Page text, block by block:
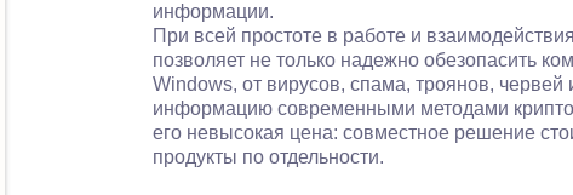
информации.
При всей простоте в работе и
позволяет не только надежно обезопасить
Windows, от вирусов, спама, троянов,
информацию современными методами
его невысокая цена: совместное решение
продукты по отдельности.